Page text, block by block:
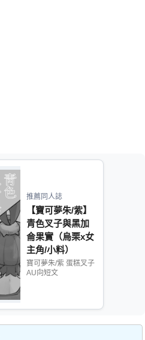
推薦同人誌
【寶可夢朱/紫】
青色叉子與黑加
侖果實（烏栗x女
主角/小料）
寶可夢朱/紫 蛋糕叉子
AU向短文